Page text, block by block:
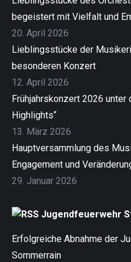
begeistert mit Vielfalt und
20. April 2026
Lieblingsstücke der
besonderen Konzert
12. April 2026
Frühjahrskonzert 2026
Highlights“
13. März 2026
Hauptversammlung des
Engagement und
29. Januar 2026
Jugendfeuerwehr
Erfolgreiche Abnahme der
Sommerrain